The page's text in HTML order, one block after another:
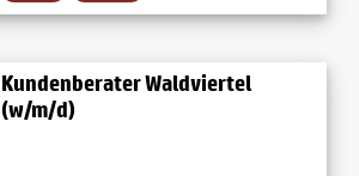
Kundenberater Waldviertel
(w/m/d)